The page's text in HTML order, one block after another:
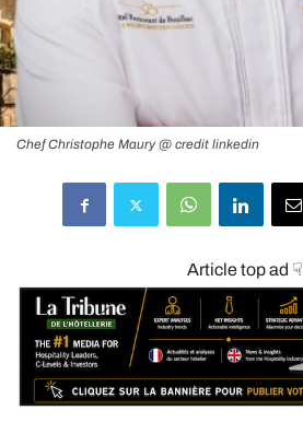
Chef Christophe Maury @ credit linkedin
Article top ad ☟